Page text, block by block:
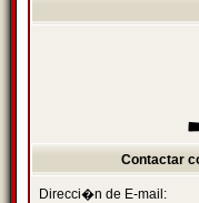
Contactar
Direcci�n de E-mail: